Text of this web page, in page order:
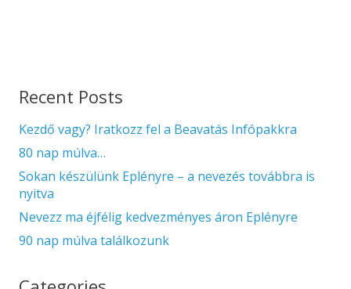
Recent Posts
Kezdő vagy? Iratkozz fel a Beavatás Infópakkra
80 nap múlva…
Sokan készülünk Eplényre – a nevezés továbbra is
nyitva
Nevezz ma éjfélig kedvezményes áron Eplényre
90 nap múlva találkozunk